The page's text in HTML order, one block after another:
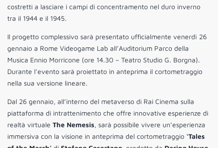
costretti a lasciare i campi di concentramento nel duro inverno
tra il 1944 e il 1945.
Il progetto complessivo sarà presentato ufficialmente venerdì 26
gennaio a Rome Videogame Lab all’Auditorium Parco della
Musica Ennio Morricone (ore 14.30 – Teatro Studio G. Borgna).
Durante l’evento sarà proiettato in anteprima il cortometraggio
nella sua versione lineare.
Dal 26 gennaio, all’interno del metaverso di Rai Cinema sulla
piattaforma di intrattenimento che offre innovative esperienze di
realtà virtuale The Nemesis, sarà possibile vivere un’esperienza
immersiva con la visione in anteprima del cortometraggio ‘Tales